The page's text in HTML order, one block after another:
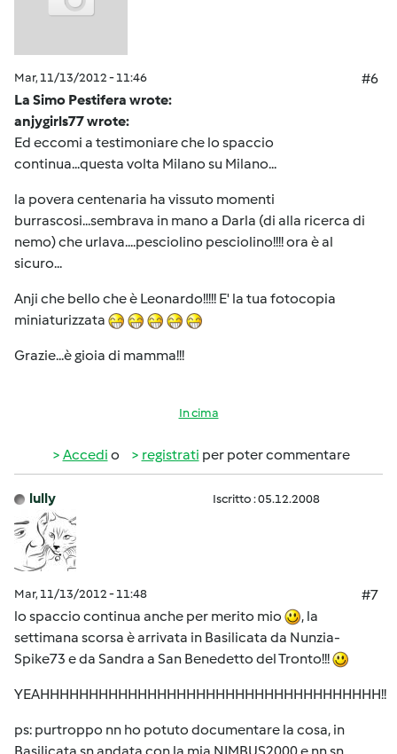
Mar, 11/13/2012 - 11:46
#6
La Simo Pestifera wrote:
anjygirls77 wrote:
Ed eccomi a testimoniare che lo spaccio
continua...questa volta Milano su Milano...
la povera centenaria ha vissuto momenti
burrascosi...sembrava in mano a Darla (di alla ricerca di
nemo) che urlava....pesciolino pesciolino!!!! ora è al
sicuro...
Anji che bello che è Leonardo!!!!! E' la tua fotocopia
miniaturizzata
Grazie...è gioia di mamma!!!
In cima
Accedi o registrati per poter commentare
lully Iscritto : 05.12.2008
Mar, 11/13/2012 - 11:48
#7
lo spaccio continua anche per merito mio
, la
settimana scorsa è arrivata in Basilicata da Nunzia-
Spike73 e da Sandra a San Benedetto del Tronto!!!
YEAHHHHHHHHHHHHHHHHHHHHHHHHHHHHHHHHHHH!!
ps: purtroppo nn ho potuto documentare la cosa, in